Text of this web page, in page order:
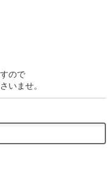
ので
いませ。